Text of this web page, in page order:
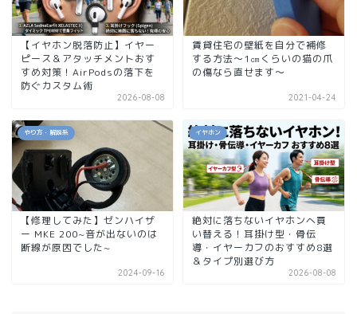
【イヤホン脱落防止】イヤー
ピース＆アタッチメントおす
すめ対策！AirPodsの落下を
防ぐカスタム術
2026-08-08
賃貸住宅の壁紙を自分で補修
する方法～1㎝くらいの猫の爪
の傷なら直せます～
2021-04-24
やり方・解説系
【修理してみた】ゼンハイザ
ー MKE 200~音が出ないのは
断線が原因でした~
2024-09-16
イヤホン
絶対に落ちないイヤホンへ買
い替える！耳掛け型・骨伝
導・イヤーカフのおすすめ8選
＆タイプ別選び方
2026-08-08